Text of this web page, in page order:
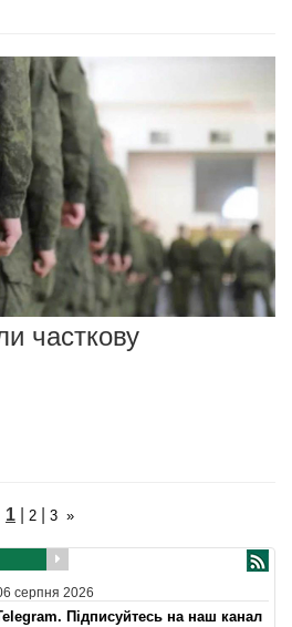
часткову
1 2 3 »
серпня 2026
Підписуйтесь на наш канал